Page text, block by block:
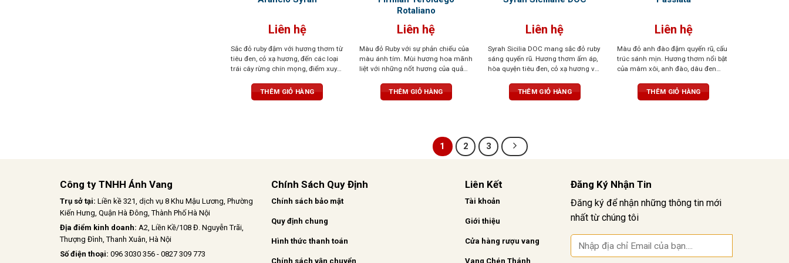
Liên hệ
Sắc đỏ ruby đậm với hương thơm từ
tiêu đen, cỏ xạ hương, đến các loại
trái cây rừng chín mọng, điểm xuyết
mềm mượt, tròn đầy cân đối, tạo
nên một tổng thể hài hòa
THÊM GIỎ HÀNG
Rotaliano
Liên hệ
Màu đỏ Ruby với sự phản chiếu của
màu ánh tím. Mùi hương hoa mãnh
liệt với những nốt hương của quả
đen, quả mâm xôiTHÊM GIỎ HÀNG
Liên hệ
Syrah Sicilia DOC mang sắc đỏ ruby
sáng quyến rũ. Hương thơm ấm áp,
hòa quyện tiêu đen, cỏ xạ hương và
chát mịn như nhung, cân bằng, dễ
chịu, hậu vị dài, để lại ấn tượng tinh
THÊM GIỎ HÀNG
Liên hệ
Màu đỏ anh đào đậm quyến rũ, cấu
trúc sánh mịn. Hương thơm nổi bật
của mâm xôi, anh đào, dâu đen
đen cay nồng. Khi rượu “thở” trong
ly, tầng hương vani và thuốc lá tinh
THÊM GIỎ HÀNG
1 2 3
Công ty TNHH Ánh Vang
Trụ sở tại: Liền kề 321, dịch vụ 8 Khu Mậu Lương, Phường
Kiến Hưng, Quận Hà Đông, Thành Phố Hà Nội
Địa điểm kinh doanh: A2, Liền Kề/108 Đ. Nguyễn Trãi,
Thượng Đình, Thanh Xuân, Hà Nội
Số điện thoại: 096 3030 356 - 0827 309 773
Chính Sách Quy Định
Chính sách bảo mật
Quy định chung
Hình thức thanh toán
Chính sách vận chuyển
Liên Kết
Tài khoản
Giới thiệu
Cửa hàng rượu vang
Vang Chén Thánh
Đăng Ký Nhận Tin
Đăng ký để nhận những thông tin mới
nhất từ chúng tôi